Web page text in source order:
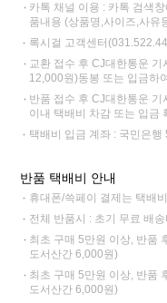
카톡 채널 이용 : 카톡 검색
품내용 (상품명,사이즈,사유
록시걸 고객센터
교환 접수 후 CJ대한통운
12,000원)동봉 또는 입금하
반품 접수 후 CJ대한통운 기
이내 택배비 차감 또는 입금
택배비 입금 계좌 : 국민은
반품 택배비 안내
휴대폰/쓱페이 결제는 택배
전체 반품시 : 초기 무료 배
최초 구매 5만원 이상, 반품
도서산간 6,000원)
최초 구매 5만원 이상, 반품
도서산간 6,000원)